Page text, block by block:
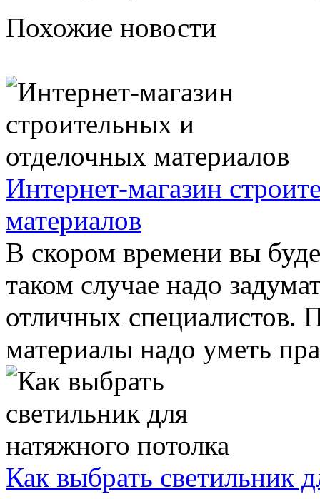
Похожие новости
Интернет-магазин
материалов
В скором времени вы
таком случае надо
отличных специалистов.
материалы надо уметь
Как выбрать светильник